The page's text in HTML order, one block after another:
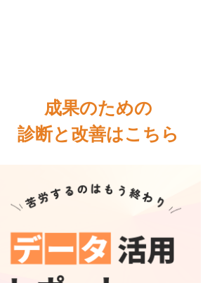
成果のための
診断と改善はこちら